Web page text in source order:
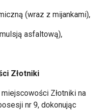
(wraz z mijankami),
asfaltową),
Złotniki
Złotniki na
nr 9, dokonując